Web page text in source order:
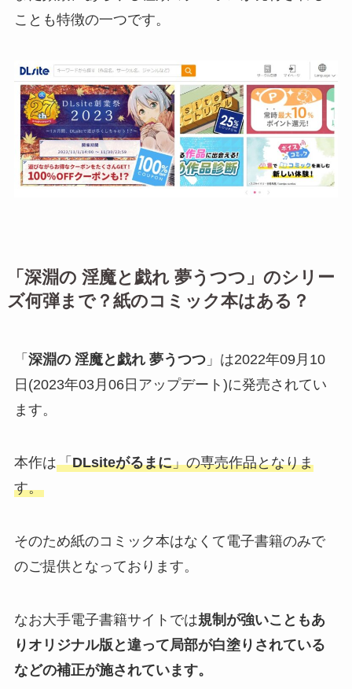
ことも特徴の一つです。
「深淵の 淫魔と戯れ 夢うつつ」のシリー
ズ何弾まで？紙のコミック本はある？
「 深淵の 淫魔と戯れ 夢うつつ」は2022年09月10
日(2023年03月06日アップデート)に発売されてい
ます。
本作は「DLsiteがるまに」の専売作品となりま
す。
そのため紙のコミック本はなくて電子書籍のみで
のご提供となっております。
なお大手電子書籍サイトでは規制が強いこともあ
りオリジナル版と違って局部が白塗りされている
などの補正が施されています。